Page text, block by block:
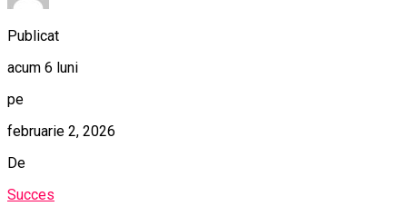
Publicat
acum 6 luni
pe
februarie 2, 2026
De
Succes